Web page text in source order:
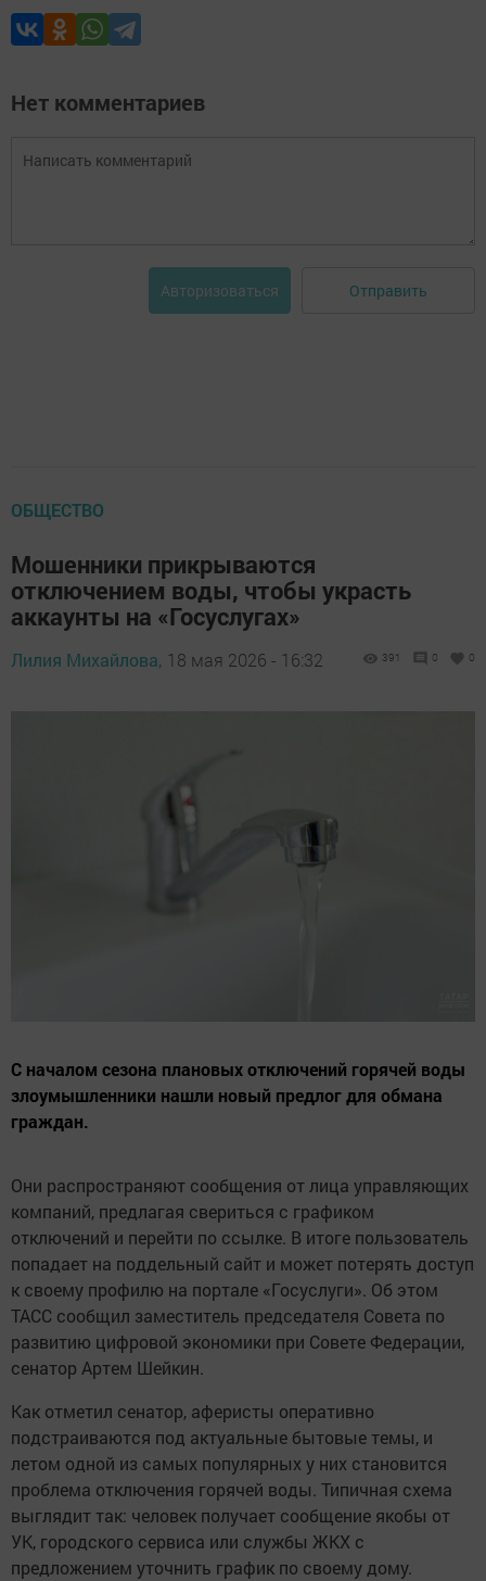
Нет комментариев
Авторизоваться Отправить
ОБЩЕСТВО
Мошенники прикрываются
отключением воды, чтобы украсть
аккаунты на «Госуслугах»
Лилия Михайлова, 18 мая 2026 - 16:32 391 0 0
С началом сезона плановых отключений горячей воды
злоумышленники нашли новый предлог для обмана
граждан.
Они распространяют сообщения от лица управляющих
компаний, предлагая свериться с графиком
отключений и перейти по ссылке. В итоге пользователь
попадает на поддельный сайт и может потерять доступ
к своему профилю на портале «Госуслуги». Об этом
ТАСС сообщил заместитель председателя Совета по
развитию цифровой экономики при Совете Федерации,
сенатор Артем Шейкин.
Как отметил сенатор, аферисты оперативно
подстраиваются под актуальные бытовые темы, и
летом одной из самых популярных у них становится
проблема отключения горячей воды. Типичная схема
выглядит так: человек получает сообщение якобы от
УК, городского сервиса или службы ЖКХ с
предложением уточнить график по своему дому.